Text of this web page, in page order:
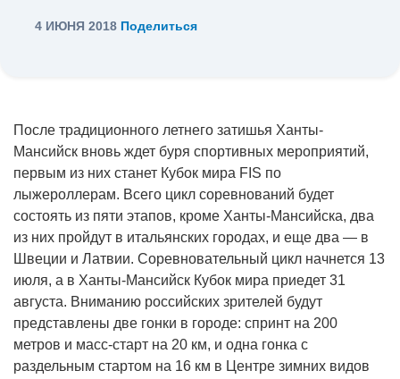
4 ИЮНЯ 2018 Поделиться
После традиционного летнего затишья Ханты-
Мансийск вновь ждет буря спортивных мероприятий,
первым из них станет Кубок мира FIS по
лыжероллерам. Всего цикл соревнований будет
состоять из пяти этапов, кроме Ханты-Мансийска, два
из них пройдут в итальянских городах, и еще два — в
Швеции и Латвии. Соревновательный цикл начнется 13
июля, а в Ханты-Мансийск Кубок мира приедет 31
августа. Вниманию российских зрителей будут
представлены две гонки в городе: спринт на 200
метров и масс-старт на 20 км, и одна гонка с
раздельным стартом на 16 км в Центре зимних видов